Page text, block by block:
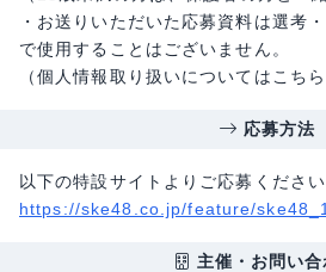
・お送りいただいた応募資料は選考
で使用することはございません。
（個人情報取り扱いについてはこち
応募方法
以下の特設サイトよりご応募ください
https://ske48.co.jp/feature/
主催・お問い